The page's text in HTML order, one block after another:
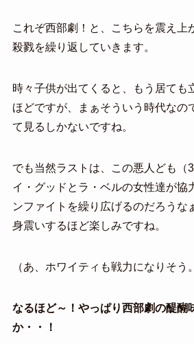
これぞ西部劇！と、こちらを震え上
殺戮を繰り返していきます。
時々子供が出てくると、もう居ても
ほどですが、まぁそういう時代なの
て見るしかないですね。
でも当然ラストは、この悪人ども（
イ・グッドとラ・ベルの女性達が協
ンファイトを繰り広げるのだろうな
身震いするほど楽しみですね。
（あ、ホワイティも戦力になりそう
なるほど～！やっぱり西部劇の醍醐
か・・！